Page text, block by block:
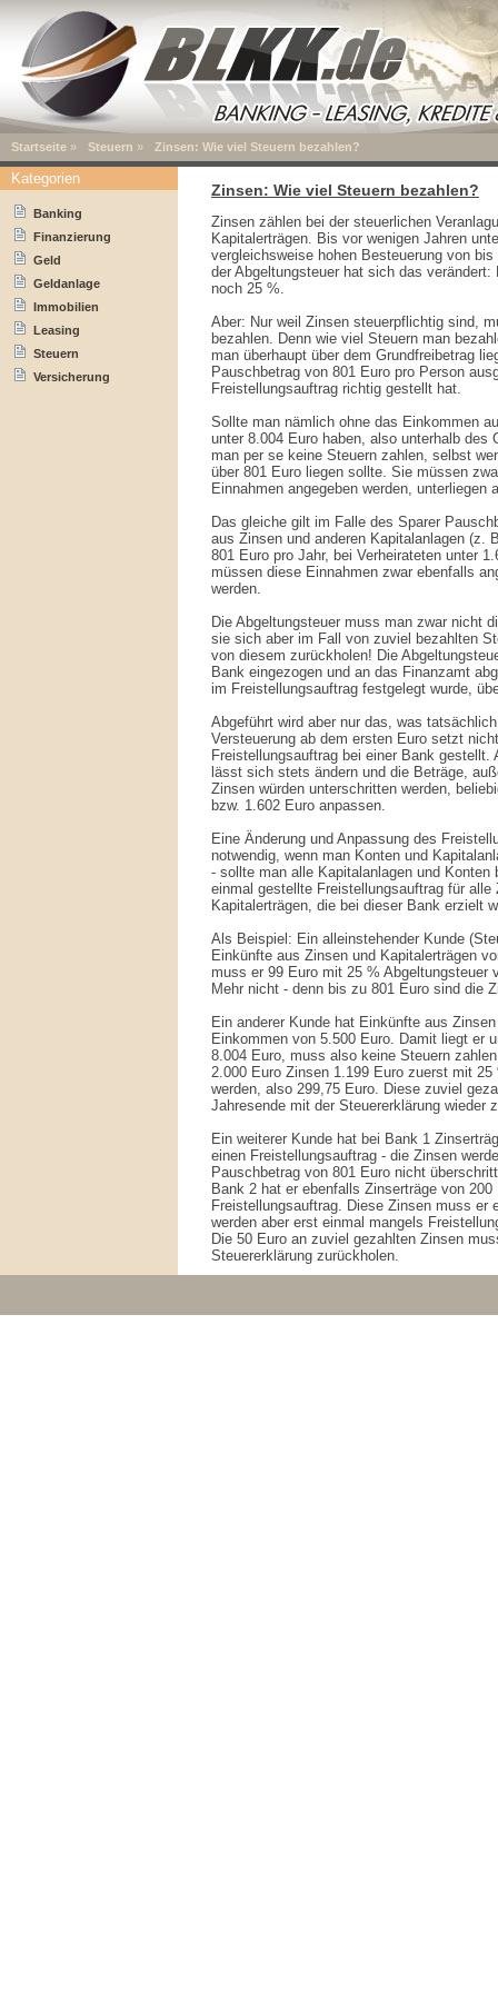
Startseite » Steuern » Zinsen: Wie viel Steuern bezahlen?
Zinsen: Wie viel Steuern bezahlen?
Zinsen zählen bei der steuerlichen
Kapitalerträgen. Bis vor wenigen Jahren
vergleichsweise hohen Besteuerung von
der Abgeltungsteuer hat sich das
noch 25 %.
Aber: Nur weil Zinsen steuerpflichtig sind,
bezahlen. Denn wie viel Steuern man
man überhaupt über dem Grundfreibetrag
Pauschbetrag von 801 Euro pro Person
Freistellungsauftrag richtig gestellt hat.
Sollte man nämlich ohne das Einkommen
unter 8.004 Euro haben, also unterhalb des
man per se keine Steuern zahlen, selbst
über 801 Euro liegen sollte. Sie müssen
Einnahmen angegeben werden, unterliegen
Das gleiche gilt im Falle des Sparer
aus Zinsen und anderen Kapitalanlagen (z.
801 Euro pro Jahr, bei Verheirateten unter
müssen diese Einnahmen zwar ebenfalls
werden.
Die Abgeltungsteuer muss man zwar nicht
sie sich aber im Fall von zuviel bezahlten
von diesem zurückholen! Die
Bank eingezogen und an das Finanzamt
im Freistellungsauftrag festgelegt wurde,
Abgeführt wird aber nur das, was
Versteuerung ab dem ersten Euro setzt
Freistellungsauftrag bei einer Bank gestellt.
lässt sich stets ändern und die Beträge,
Zinsen würden unterschritten werden,
bzw. 1.602 Euro anpassen.
Eine Änderung und Anpassung des
notwendig, wenn man Konten und
- sollte man alle Kapitalanlagen und Konten
einmal gestellte Freistellungsauftrag für
Kapitalerträgen, die bei dieser Bank erzielt
Als Beispiel: Ein alleinstehender Kunde
Einkünfte aus Zinsen und Kapitalerträgen
muss er 99 Euro mit 25 % Abgeltungsteuer
Mehr nicht - denn bis zu 801 Euro sind die
Ein anderer Kunde hat Einkünfte aus
Einkommen von 5.500 Euro. Damit liegt er
8.004 Euro, muss also keine Steuern
2.000 Euro Zinsen 1.199 Euro zuerst mit
werden, also 299,75 Euro. Diese zuviel
Jahresende mit der Steuererklärung wieder
Ein weiterer Kunde hat bei Bank 1
einen Freistellungsauftrag - die Zinsen
Pauschbetrag von 801 Euro nicht
Bank 2 hat er ebenfalls Zinserträge von 200
Freistellungsauftrag. Diese Zinsen muss er
werden aber erst einmal mangels
Die 50 Euro an zuviel gezahlten Zinsen
Steuererklärung zurückholen.
Kategorien
Banking
Finanzierung
Geld
Geldanlage
Immobilien
Leasing
Steuern
Versicherung